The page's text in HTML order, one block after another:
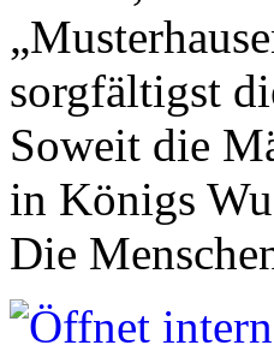
sorgfältigst
Soweit die
in Königs
Die